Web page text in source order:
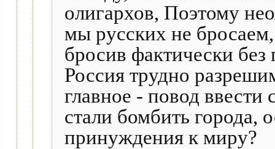
олигархов, Поэтому
мы русских не
бросив фактически
Россия трудно
главное - повод ввести
стали бомбить города,
принуждения к миру?